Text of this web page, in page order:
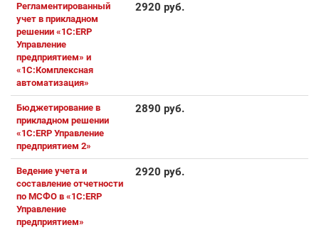
Регламентированный
учет в прикладном
решении «1С:ERP
Управление
предприятием» и
«1С:Комплексная
автоматизация»
2920 руб.
Бюджетирование в
прикладном решении
«1С:ERP Управление
предприятием 2»
2890 руб.
Ведение учета и
составление отчетности
по МСФО в «1С:ERP
Управление
предприятием»
2920 руб.